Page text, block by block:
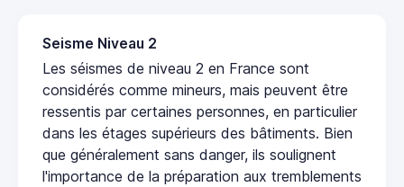
Seisme Niveau 2
Les séismes de niveau 2 en France sont
considérés comme mineurs, mais peuvent être
ressentis par certaines personnes, en particulier
dans les étages supérieurs des bâtiments. Bien
que généralement sans danger, ils soulignent
l'importance de la préparation aux tremblements